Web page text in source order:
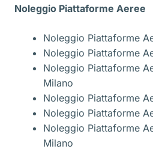
Noleggio Piattaforme Aeree
Noleggio Piattaforme
Noleggio Piattaforme
Noleggio Piattaforme
Milano
Noleggio Piattaforme
Noleggio Piattaforme
Noleggio Piattaforme
Milano